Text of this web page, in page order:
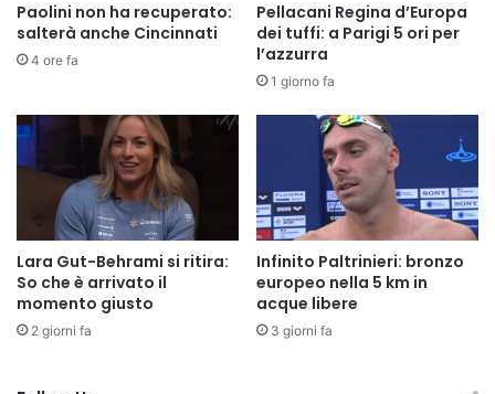
Paolini non ha recuperato:
salterà anche Cincinnati
4 ore fa
Pellacani Regina d’Europa
dei tuffi: a Parigi 5 ori per
l’azzurra
1 giorno fa
Lara Gut-Behrami si ritira:
So che è arrivato il
momento giusto
2 giorni fa
Infinito Paltrinieri: bronzo
europeo nella 5 km in
acque libere
3 giorni fa